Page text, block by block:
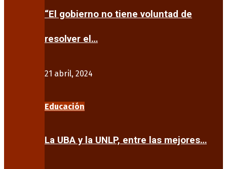
“El gobierno no tiene voluntad de
resolver el…
21 abril, 2024
Educación
La UBA y la UNLP, entre las mejores…